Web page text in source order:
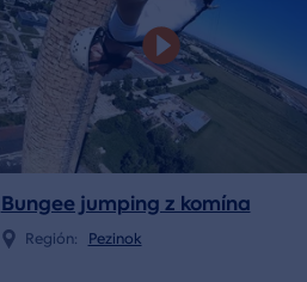
Bungee jumping z komína
Región: Pezinok